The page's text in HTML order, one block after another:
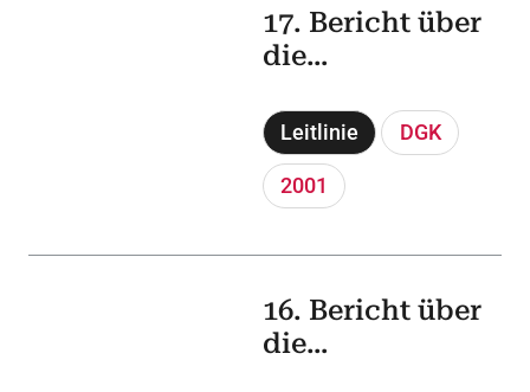
Leitlinie DGK
2001
17. Bericht über
die
der
Herzkatheterlab
ors in der
Deutschland
16. Bericht über
die